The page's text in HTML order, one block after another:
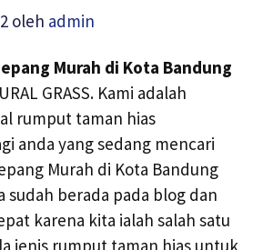
oleh admin
Murah di Kota Bandung
GRASS. Kami adalah
rumput taman hias
anda yang sedang mencari
Murah di Kota Bandung
sudah berada pada blog dan
karena kita ialah salah satu